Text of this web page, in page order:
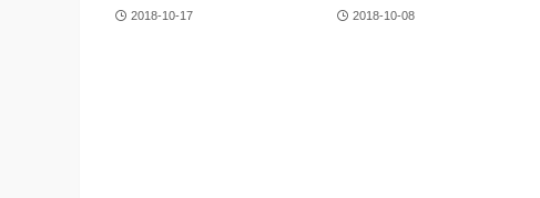
2018-10-17 2018-10-08